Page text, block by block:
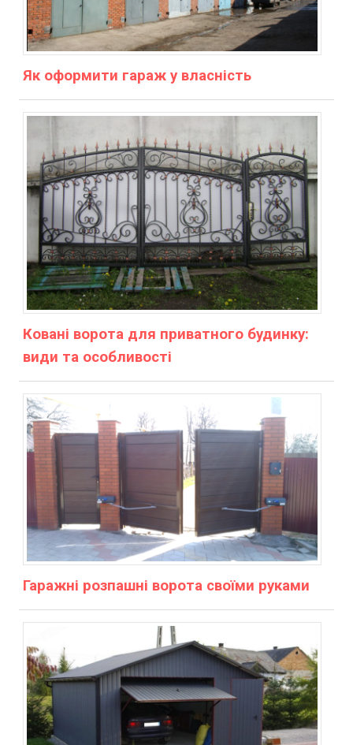
Як оформити гараж у власність
Ковані ворота для приватного будинку:
види та особливості
Гаражні розпашні ворота своїми руками